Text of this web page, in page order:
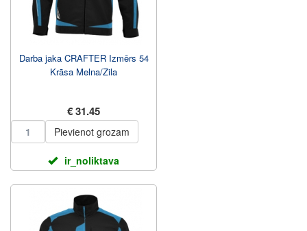
Darba jaka CRAFTER Izmērs 54
Krāsa Melna/Zila
€ 31.45
Pievienot grozam
ir_noliktava